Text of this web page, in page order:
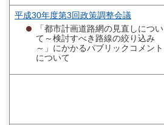
平成30年度第3回政策調整会議
「都市計画道路網の見直しについ
て～検討すべき路線の絞り込み
～」にかかるパブリックコメント
について